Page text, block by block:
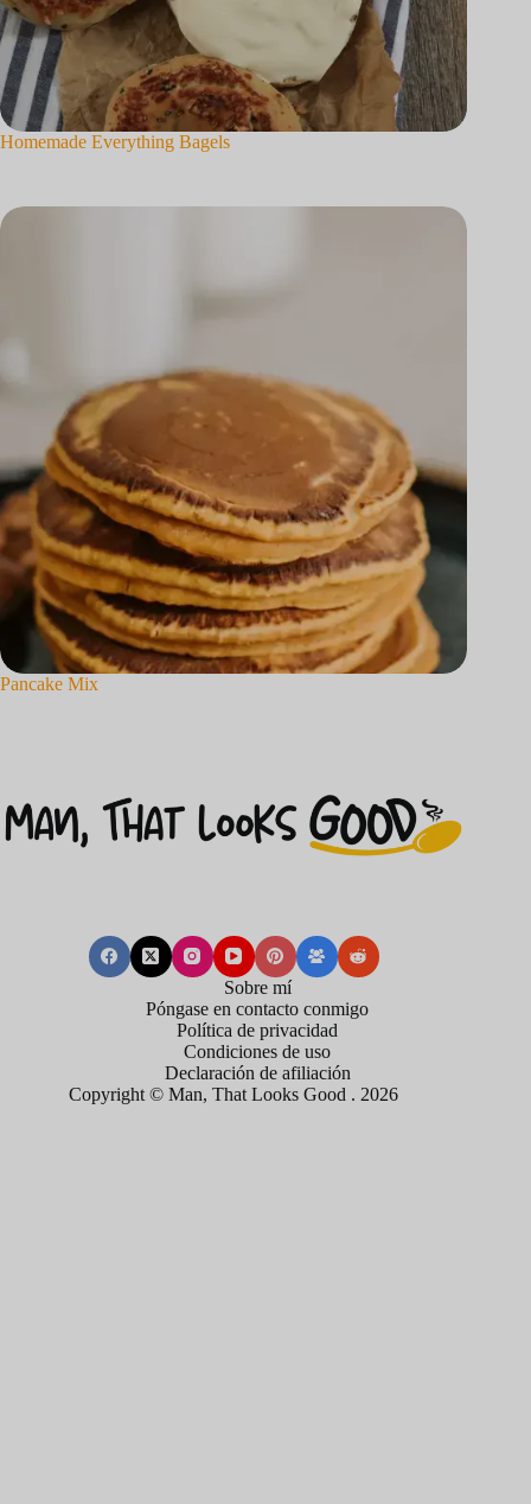
Homemade Everything Bagels
Pancake Mix
Sobre mí
Póngase en contacto conmigo
Política de privacidad
Condiciones de uso
Declaración de afiliación
Copyright © Man, That Looks Good . 2026